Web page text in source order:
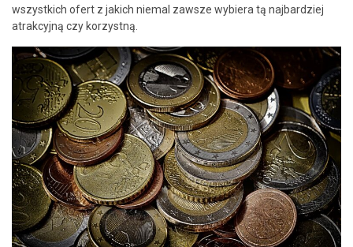
wszystkich ofert z jakich niemal zawsze wybiera tą najbardziej
atrakcyjną czy korzystną.